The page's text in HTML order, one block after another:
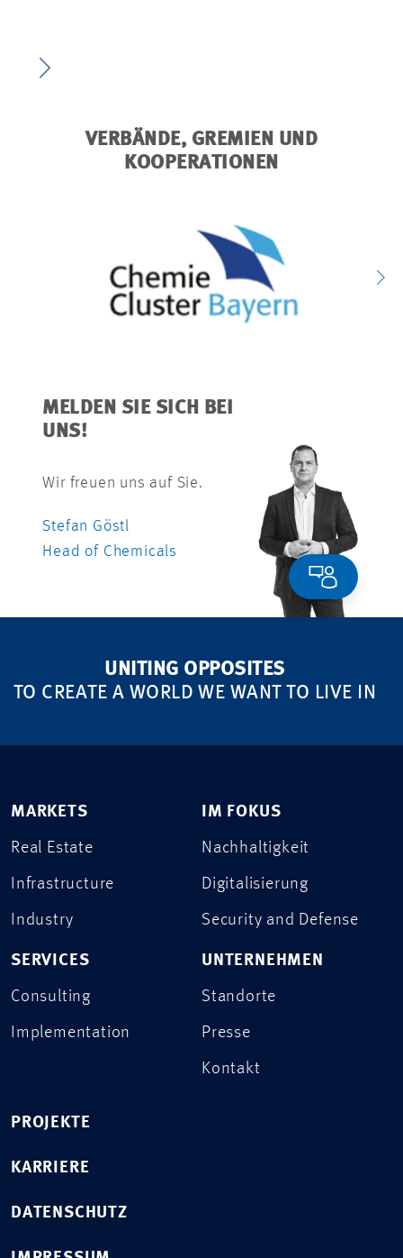
VERBÄNDE, GREMIEN UND
KOOPERATIONEN
MELDEN SIE SICH BEI
UNS!
Wir freuen uns auf Sie.
Stefan Göstl
Head of Chemicals
UNITING OPPOSITES
TO CREATE A WORLD WE WANT TO LIVE IN
MARKETS
Real Estate
Infrastructure
Industry
SERVICES
Consulting
Implementation
IM FOKUS
Nachhaltigkeit
Digitalisierung
Security and Defense
UNTERNEHMEN
Standorte
Presse
Kontakt
PROJEKTE
KARRIERE
DATENSCHUTZ